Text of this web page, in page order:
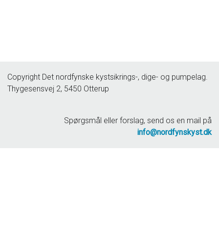
Copyright Det nordfynske kystsikrings-, dige- og pumpelag.
Thygesensvej 2, 5450 Otterup
Spørgsmål eller forslag, send os en mail på
info@nordfynskyst.dk